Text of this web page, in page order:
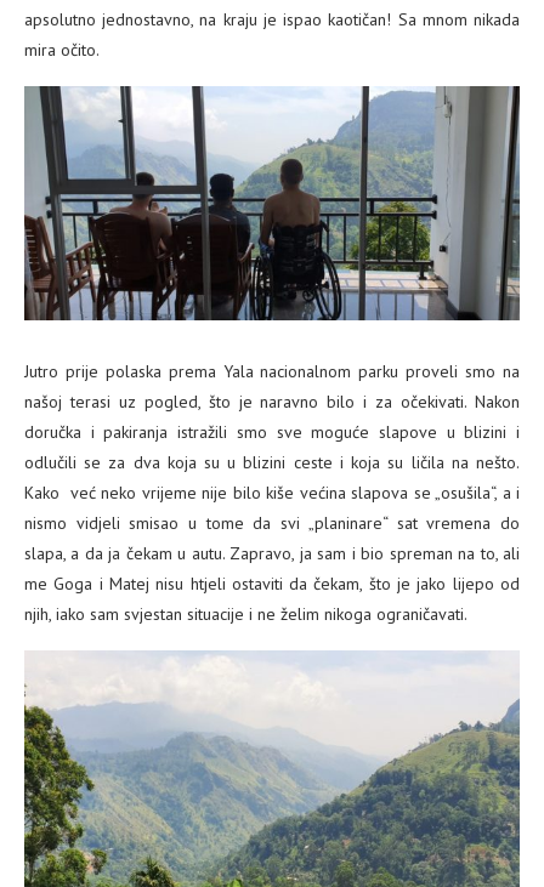
apsolutno jednostavno, na kraju je ispao kaotičan! Sa mnom nikada
mira očito.
Jutro prije polaska prema Yala nacionalnom parku proveli smo na
našoj terasi uz pogled, što je naravno bilo i za očekivati. Nakon
doručka i pakiranja istražili smo sve moguće slapove u blizini i
odlučili se za dva koja su u blizini ceste i koja su ličila na nešto.
Kako već neko vrijeme nije bilo kiše većina slapova se „osušila“, a i
nismo vidjeli smisao u tome da svi „planinare“ sat vremena do
slapa, a da ja čekam u autu. Zapravo, ja sam i bio spreman na to, ali
me Goga i Matej nisu htjeli ostaviti da čekam, što je jako lijepo od
njih, iako sam svjestan situacije i ne želim nikoga ograničavati.